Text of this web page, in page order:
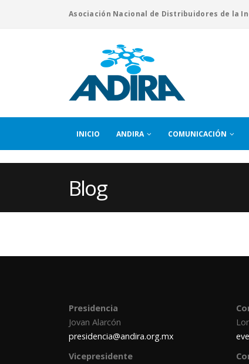
Asociación Nacional de Distribuidores de la
INICIO ANDIRA COMUNICACIÓN
Blog
Presidencia
Jovan Alarcón
presidencia@andira.org.mx
Vicepresidente